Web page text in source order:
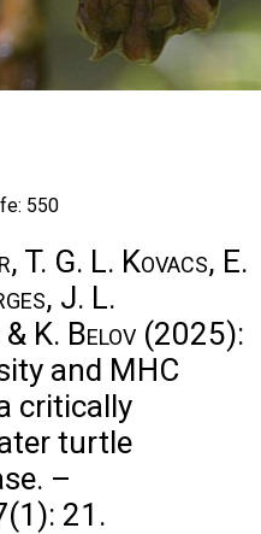
550
T. G. L. Kovacs, E.
J. L.
K. Belov (2025):
and MHC
critically
turtle
–
21.